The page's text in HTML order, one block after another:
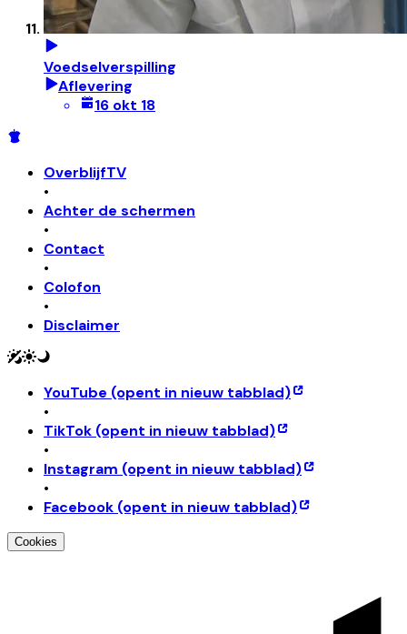
Voedselverspilling
Aflevering
16 okt 18
OverblijfTV
•
Achter de schermen
•
Contact
•
Colofon
•
Disclaimer
YouTube (opent in nieuw tabblad)
•
TikTok (opent in nieuw tabblad)
•
Instagram (opent in nieuw tabblad)
•
Facebook (opent in nieuw tabblad)
Cookies